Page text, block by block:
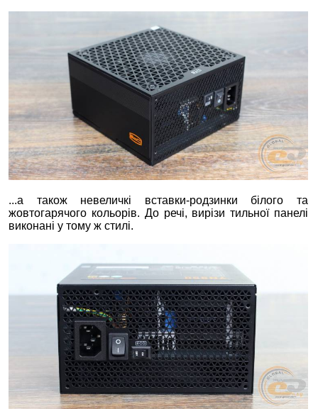
...а також невеличкі вставки-родзинки білого та
жовтогарячого кольорів. До речі, вирізи тильної панелі
виконані у тому ж стилі.